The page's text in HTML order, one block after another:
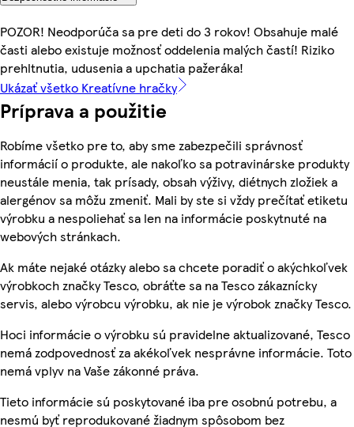
POZOR! Neodporúča sa pre deti do 3 rokov! Obsahuje malé
časti alebo existuje možnosť oddelenia malých častí! Riziko
prehltnutia, udusenia a upchatia pažeráka!
Ukázať všetko Kreatívne hračky
Príprava a použitie
Robíme všetko pre to, aby sme zabezpečili správnosť
informácií o produkte, ale nakoľko sa potravinárske produkty
neustále menia, tak prísady, obsah výživy, diétnych zložiek a
alergénov sa môžu zmeniť. Mali by ste si vždy prečítať etiketu
výrobku a nespoliehať sa len na informácie poskytnuté na
webových stránkach.
Ak máte nejaké otázky alebo sa chcete poradiť o akýchkoľvek
výrobkoch značky Tesco, obráťte sa na Tesco zákaznícky
servis, alebo výrobcu výrobku, ak nie je výrobok značky Tesco.
Hoci informácie o výrobku sú pravidelne aktualizované, Tesco
nemá zodpovednosť za akékoľvek nesprávne informácie. Toto
nemá vplyv na Vaše zákonné práva.
Tieto informácie sú poskytované iba pre osobnú potrebu, a
nesmú byť reprodukované žiadnym spôsobom bez